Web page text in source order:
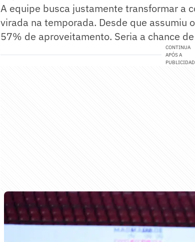
A equipe busca justamente transformar a
virada na temporada. Desde que assumiu
57% de aproveitamento. Seria a chance
CONTINUA
APÓS A